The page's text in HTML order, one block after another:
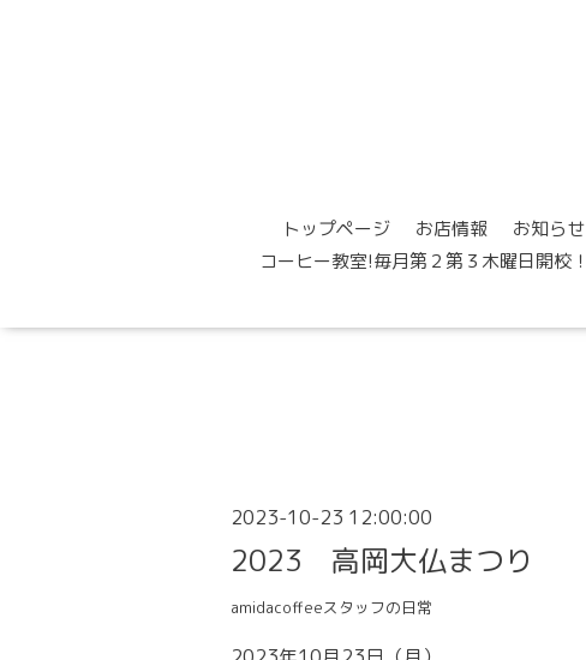
トップページ お店情報 お知らせ
コーヒー教室!毎月第２第３木曜日開校！
2023-10-23 12:00:00
2023 高岡大仏まつり
amidacoffeeスタッフの日常